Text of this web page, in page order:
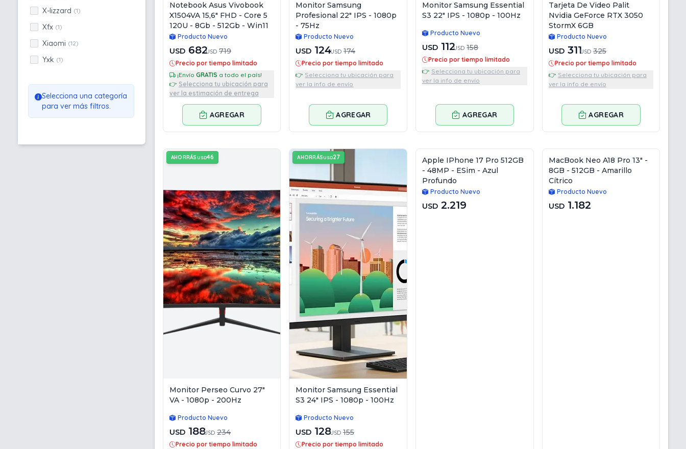
X-lizzard (1)
Xfx (1)
Xiaomi (12)
Yxk (1)
Selecciona una categoría
para ver más filtros.
Notebook Asus Vivobook
X1504VA 15,6" FHD - Core 5
120U - 8Gb - 512Gb - Win11
Producto Nuevo
USD 682USD 719
Precio por tiempo limitado
¡Envío GRATIS
a todo el país!
👉 Selecciona tu ubicación para
ver la estimación de entrega
AGREGAR
Monitor Samsung
Profesional 22" IPS - 1080p
- 75Hz
Producto Nuevo
USD 124USD 174
Precio por tiempo limitado
👉 Selecciona tu ubicación para
ver la info de envío
AGREGAR
Monitor Samsung Essential
S3 22" IPS - 1080p - 100Hz
Producto Nuevo
USD 112USD 158
Precio por tiempo limitado
👉 Selecciona tu ubicación para
ver la info de envío
AGREGAR
Tarjeta De Video Palit
Nvidia GeForce RTX 3050
StormX 6GB
Producto Nuevo
USD 311USD 325
Precio por tiempo limitado
👉 Selecciona tu ubicación para
ver la info de envío
AGREGAR
AHORRÁS USD46
Monitor Perseo Curvo 27"
VA - 1080p - 200Hz
Producto Nuevo
USD 188USD 234
Precio por tiempo limitado
AHORRÁSUSD27
Monitor Samsung Essential
S3 24" IPS - 1080p - 100Hz
Producto Nuevo
USD 128USD 155
Precio por tiempo limitado
Apple IPhone 17 Pro 512GB
- 48MP - ESim - Azul
Profundo
Producto Nuevo
USD 2.219
MacBook Neo A18 Pro 13" -
8GB - 512GB - Amarillo
Cítrico
Producto Nuevo
USD 1.182